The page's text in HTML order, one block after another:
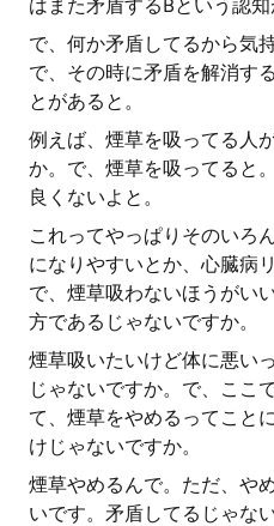
はまた矛盾するBという認知
で、何か矛盾してるから気
で、その時に矛盾を解消す
とがあると。
例えば、煙草を吸ってる人
か。で、煙草を吸ってると
良くないよと。
これってやっぱりそのいろ
になりやすいとか、心臓病
で、煙草吸わないほうがい
方であるじゃないですか。
煙草吸いたいけど体に悪い
じゃないですか。で、ここ
て、煙草をやめるってこと
けじゃないですか。
煙草やめるんで。ただ、や
いです。矛盾してるじゃな